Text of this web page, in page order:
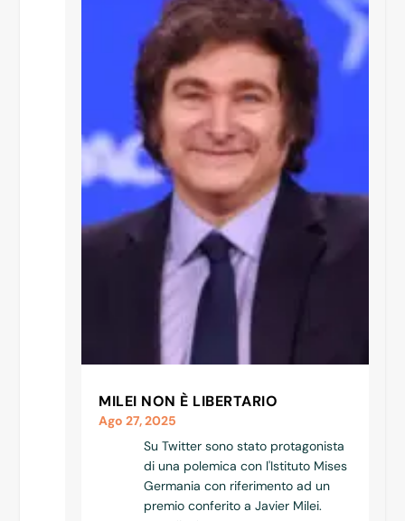
MILEI NON È LIBERTARIO
Ago 27, 2025
Su Twitter sono stato protagonista
di una polemica con l'Istituto Mises
Germania con riferimento ad un
premio conferito a Javier Milei.